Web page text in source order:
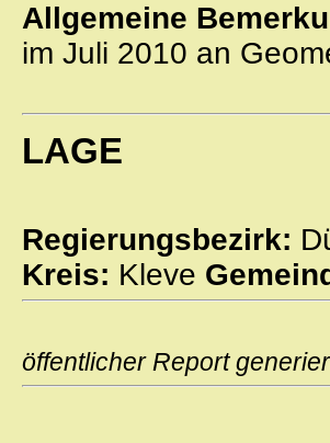
Allgemeine
im Juli 2010 an
LAGE
Regierungsbezirk:
Kreis: Kleve
öffentlicher Report